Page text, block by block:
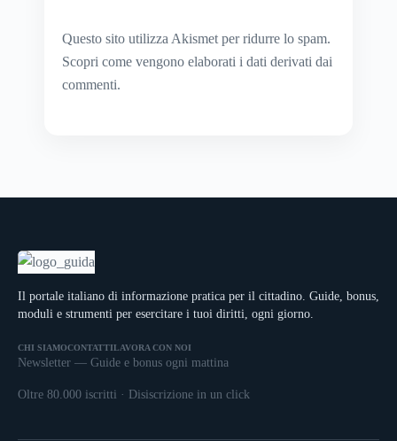
Questo sito utilizza Akismet per ridurre lo spam.
Scopri come vengono elaborati i dati derivati dai
commenti.
Il portale italiano di informazione pratica per il cittadino. Guide, bonus,
moduli e strumenti per esercitare i tuoi diritti, ogni giorno.
CHI SIAMOCONTATTI LAVORA CON NOI
Newsletter — Guide e bonus ogni mattina
Oltre 80.000 iscritti · Disiscrizione in un click